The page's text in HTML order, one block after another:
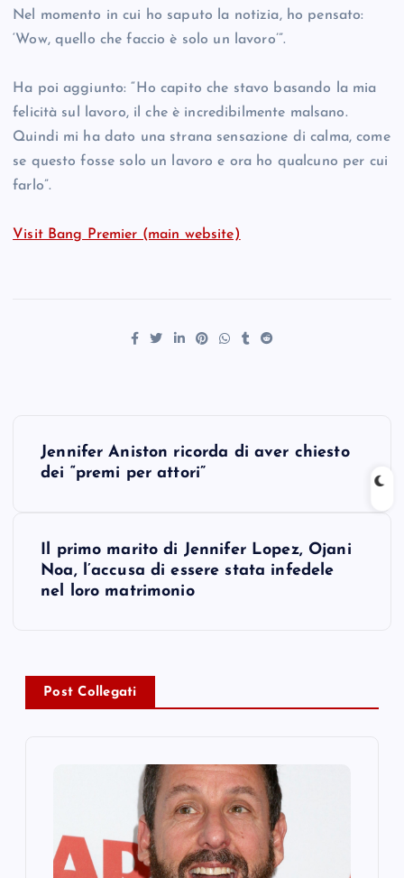
Nel momento in cui ho saputo la notizia, ho pensato:
‘Wow, quello che faccio è solo un lavoro’”.
Ha poi aggiunto: “Ho capito che stavo basando la mia
felicità sul lavoro, il che è incredibilmente malsano.
Quindi mi ha dato una strana sensazione di calma, come
se questo fosse solo un lavoro e ora ho qualcuno per cui
farlo”.
Visit Bang Premier (main website)
v
Jennifer Aniston ricorda di aver chiesto
dei “premi per attori”
Il primo marito di Jennifer Lopez, Ojani
Noa, l’accusa di essere stata infedele
nel loro matrimonio
Post Collegati